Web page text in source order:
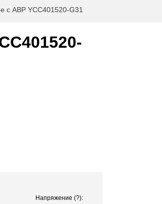
с АВР YCC401520-G31
Напряжение(?):